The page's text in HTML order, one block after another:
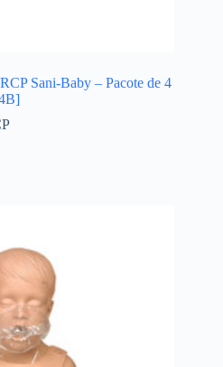
Sani-Baby – Pacote de 4